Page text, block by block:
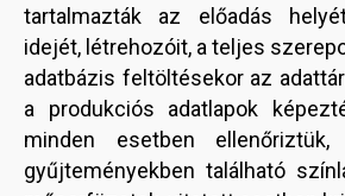
tartalmazták az előadás
idejét, létrehozóit, a teljes
adatbázis feltöltésekor az
a produkciós adatlapok
minden esetben
gyűjteményekben található